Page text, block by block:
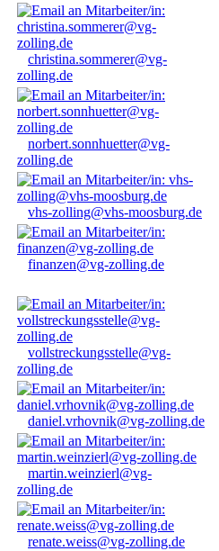
christina.sommerer@vg-
zolling.de
norbert.sonnhuetter@vg-
zolling.de
vhs-zolling@vhs-moosburg.de
finanzen@vg-zolling.de
vollstreckungsstelle@vg-
zolling.de
daniel.vrhovnik@vg-zolling.de
martin.weinzierl@vg-
zolling.de
renate.weiss@vg-zolling.de